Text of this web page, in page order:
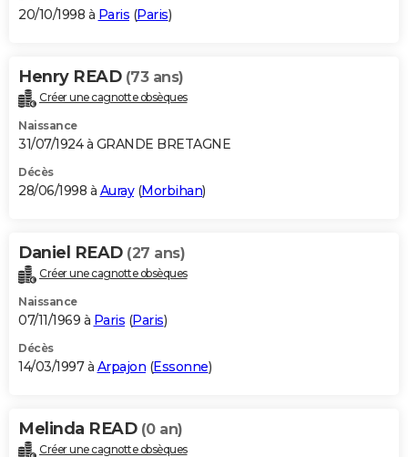
20/10/1998 à Paris (Paris)
Henry READ (73 ans)
Créer une cagnotte obsèques
Naissance
31/07/1924 à GRANDE BRETAGNE
Décès
28/06/1998 à Auray(Morbihan)
Daniel READ (27 ans)
Créer une cagnotte obsèques
Naissance
07/11/1969 à Paris (Paris)
Décès
14/03/1997 à Arpajon (Essonne)
Melinda READ (0 an)
Créer une cagnotte obsèques